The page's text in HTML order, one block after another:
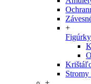
+
Figúrky
Stromy